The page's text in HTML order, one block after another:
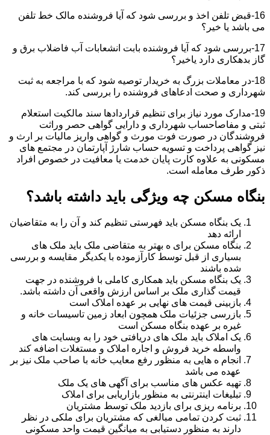
16-قبض تلفن اخذ و بررسی شود که آیا فروشنده مالک خط تلفن
می باشد یا خیر؟
17-بررسی شود که آیا فروشنده بابت انشعابات آب فاضلاب برق و
گاز بدهکاری دارد یاخیر؟
18-در معاملات بزرگ به خریدار توصیه شود که با مراجعه به ثبت
شهرداری و صحت ادعاهای فروشنده را بررسی کند.
19-مدارک مورد نیاز برای تنظیم قراردادها سند مالکیت استعلام
ثبتی و مفاصاحساب شهرداری و دارایی گواهی حصر وراثت
فروشندگان در صورت فوت مورث و گواهی واریز مالیات بر ارث و
نیز گواهی پرداخت و تسویه حساب شارژ آپارتمان در مجتمع های
مسکونی به علاوه کارت پایان خدمت یا معافیت در خصوص افراد
ذکور طرف معامله است.
بنگاه مسکن چه ویژگی باید داشته باشد؟
یک بنگاه مسکن باید فهرستی تنظیم کند و آن را به متقاضیان
ارائه دهد
بنگاه مسکن برای ه بهتر به متقاضی ملک باید ملک های
بسیاری از قبل توسط کارآزموده با یکدیگر مقایسه و بررسی
شده باشند
یک بنگاه مسکن باید همکاری کاملی با فروشنده در جهت
قیمت گذاری ملک بر اساس ارزش واقعی آن داشته باشد.
بازبینی قیمت های نهایی بر عهده املاک است
بازرسی جزئیات ملک همچون ابعاد زمین تاسیسات خانه و
غیره بر عهده بنگاه مسکن است
یک املاک باید ملک های دریافتی خود را به وبسایت های
واسطه خرید فروش و اجاره املاک و مستغلات اضافه کند
انجام ه هایی به منظور رفع معایب خانه با صاحب ملک نیز بر
عهده می باشد
تهیه عکس های مناسب برای آگهی های یک ملک
تبلیغات اینترنتی به منظور بازاریابی برای املاک
برنامه ریزی برای بازدید ملک توسط مشتریان
ثبت کردن تمامی مبالغی که مشتریان برای ملکی در نظر
دارند به منظور دستیابی به میانگین قیمت واحد مسکونی